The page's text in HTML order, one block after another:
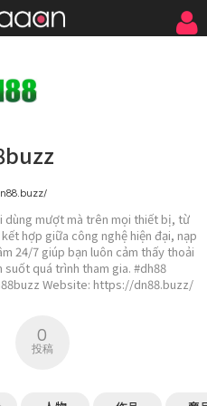
dùng mượt mà trên mọi thiết bị, từ
hợp giữa công nghệ hiện đại, nạp
24/7 giúp bạn luôn cảm thấy thoải
quá trình tham gia. #dh88
Website: https://dn88.buzz/
0
投稿